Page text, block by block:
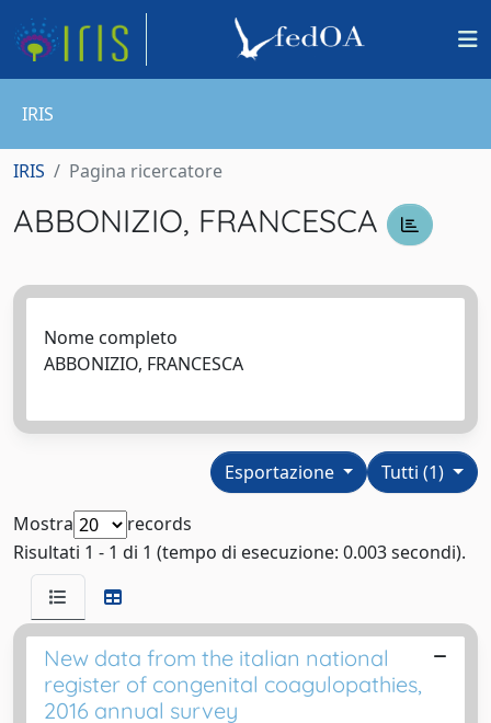
IRIS
IRIS Pagina ricercatore
ABBONIZIO, FRANCESCA
Nome completo
ABBONIZIO, FRANCESCA
Tutti (1)
Esportazione
Mostra
records
Risultati 1 - 1 di 1 (tempo di esecuzione: 0.003 secondi).
New data from the italian national
register of congenital coagulopathies,
2016 annual survey